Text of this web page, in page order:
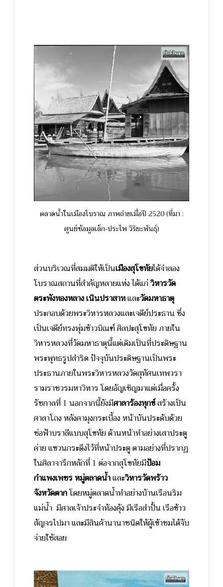
ตลาดน้ำในเมืองโบราณ ภาพถ่ายเมื่อปี 2520 (ที่มา :
ศูนย์ข้อมูลเล็ก-ประไพ วิริยะพันธุ์)
ส่วนบริเวณที่สมมติให้เป็นเมืองสุโขทัยได้จำลอง
โบราณสถานที่สำคัญหลายแห่ง ได้แก่วิหารวัด
ตระพังทองหลาง เนินปราสาทและวัดมหาธาตุ
ประกอบด้วยพระวิหารหลวงและเจดีย์ประธาน ซึ่ง
เป็นเจดีย์ทรงพุ่มข้าวบิณฑ์ ศิลปะสุโขทัย ภายใน
วิหารหลวงที่วัดมหาธาตุนี้แต่เดิมเป็นที่ประดิษฐาน
พระพุทธรูปสำริด ปัจจุบันประดิษฐานเป็นพระ
ประธานภายในพระวิหารหลวงวัดสุทัศนเทพวรา
รามราชวรมหาวิหาร โดยอัญเชิญมาแต่เมื่อครั้ง
รัชกาลที่ 1 นอกจากนี้ยังมีศาลาร้องทุกข์สร้างเป็น
ศาลาโถง หลังคามุงกระเบื้อง หน้าบันประดับด้วย
ช่อฟ้าบราลีแบบสุโขทัย ด้านหน้าทำอย่างเสาประตู
ค่าย แขวนกระดึงไว้ที่หน้าประตู ตามอย่างที่ปรากฏ
ในศิลาจารึกหลักที่ 1 ต่อจากสุโขทัยมีป้อม
กำแพงเพชรหมู่ตลาดน้ำและวิหารวัดพร้าว
จังหวัดตากโดยหมู่ตลาดน้ำทำอย่างบ้านเรือนริม
แม่น้ำ มีศาลเจ้าประจำท้องคุ้ง มีเรือสำปั้น เรือข้าว
สัญจรไปมา และมีสินค้านานาชนิดให้ผู้เข้าชมได้จับ
จ่ายใช้สอย